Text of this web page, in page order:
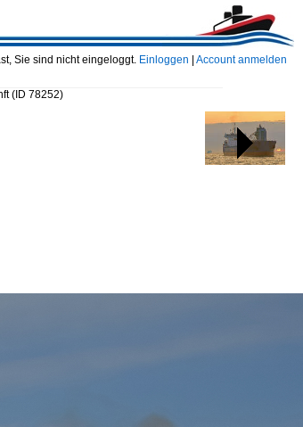
Sie sind nicht eingeloggt. Einloggen Account anmelden
(ID 78252)